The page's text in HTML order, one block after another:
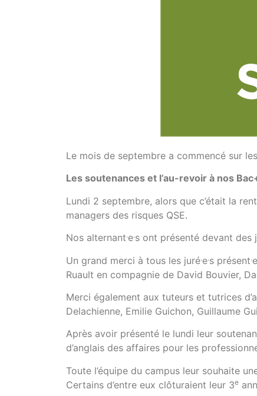
Le mois de septembre a commencé sur
Les soutenances et l’au-revoir à nos
Lundi 2 septembre, alors que c’était la
managers des risques QSE.
Nos alternant.e.s ont présenté devant des
Un grand merci à tous les juré.e.s présent.e
Ruault en compagnie de David Bouvier,
Merci également aux tuteurs et tutrices
Delachienne, Emilie Guichon, Guillaume
Après avoir présenté le lundi leur
d’anglais des affaires pour les
Toute l’équipe du campus leur souhaite
Certains d’entre eux clôturaient leur 3e